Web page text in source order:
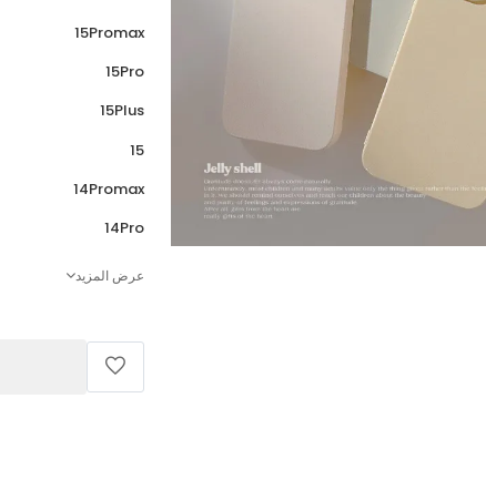
15Promax
15Pro
15Plus
15
14Promax
14Pro
عرض المزيد